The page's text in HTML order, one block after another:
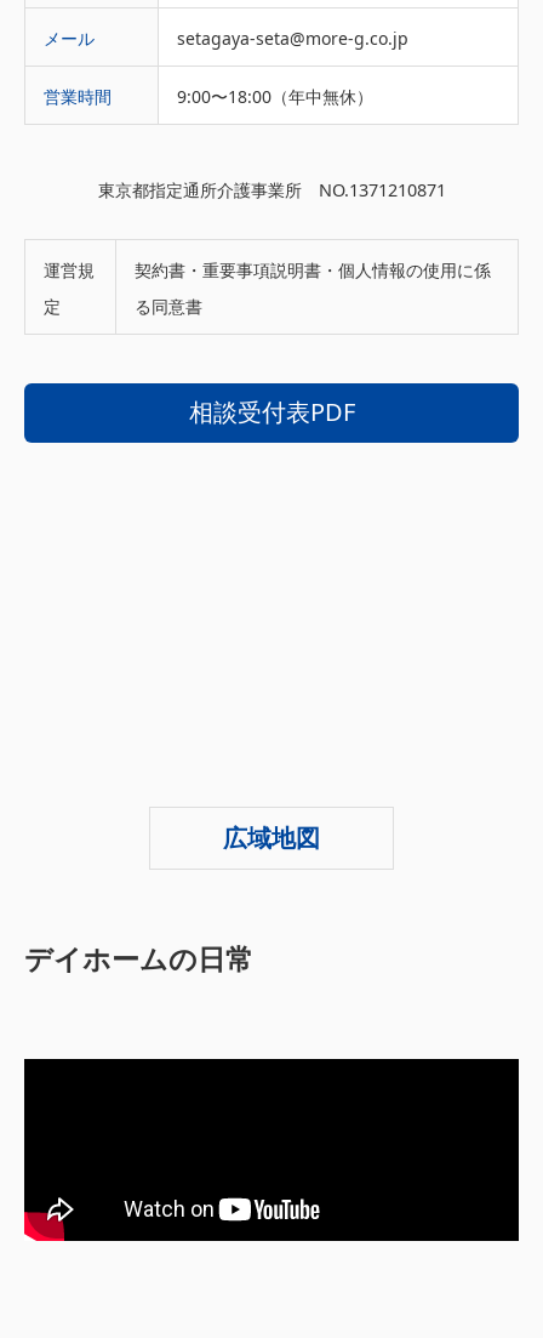
メール setagaya-seta@more-g.co.jp
営業時間 9:00〜18:00（年中無休）
東京都指定通所介護事業所 NO.1371210871
運営規
定
契約書・重要事項説明書・個人情報の使用に係
る同意書
相談受付表PDF
広域地図
デイホームの日常